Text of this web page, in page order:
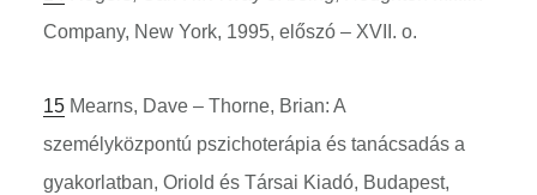
Company, New York, 1995, előszó – XVII. o.
15Mearns, Dave – Thorne, Brian: A
személyközpontú pszichoterápia és tanácsadás a
gyakorlatban, Oriold és Társai Kiadó, Budapest,